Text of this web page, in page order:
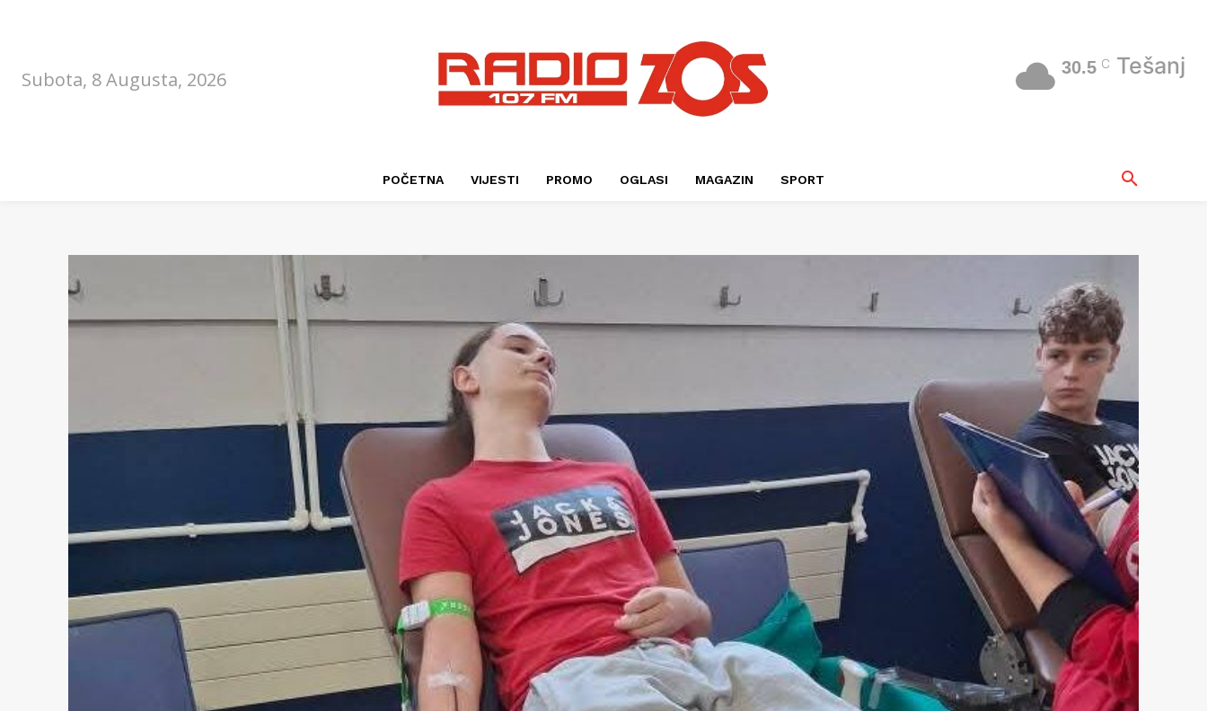
Subota, 8 Augusta, 2026
30.5 C Tešanj
POČETNA VIJESTI PROMO OGLASI MAGAZIN SPORT